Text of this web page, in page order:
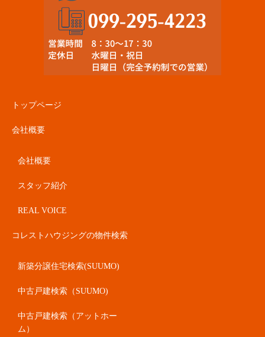
トップページ
会社概要
会社概要
スタッフ紹介
REAL VOICE
コレストハウジングの物件検索
新築分譲住宅検索(SUUMO)
中古戸建検索（SUUMO)
中古戸建検索（アットホー
ム）